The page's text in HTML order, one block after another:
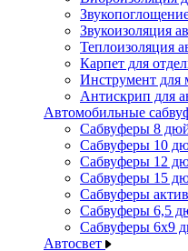
Звукоизоляция
Теплоизоляция
Карпет для
Инструмент для
Антискрип для
Автомобильные
Сабвуферы 8
Сабвуферы 10
Сабвуферы 12
Сабвуферы 15
Сабвуферы
Сабвуферы 6,5
Сабвуферы 6x9
Автосвет